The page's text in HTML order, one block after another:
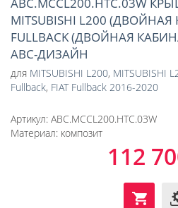
MITSUBISHI L200 (ДВОЙНАЯ
FULLBACK (ДВОЙНАЯ
АВС-ДИЗАЙН
для MITSUBISHI L200, MITSUBISHI
Fullback, FIAT Fullback 2016-2020
Артикул: ABC.MCCL200.HTC.03W
Материал: композит
112